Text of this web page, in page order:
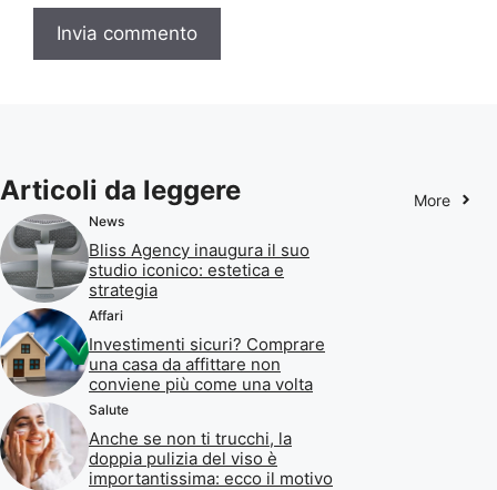
Articoli da leggere More
News
Bliss Agency inaugura il suo
studio iconico: estetica e
strategia
Affari
Investimenti sicuri? Comprare
una casa da affittare non
conviene più come una volta
Salute
Anche se non ti trucchi, la
doppia pulizia del viso è
importantissima: ecco il motivo